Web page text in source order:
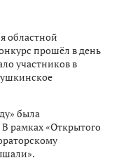
областной
прошёл в день
участников в
была
рамках «Открытого